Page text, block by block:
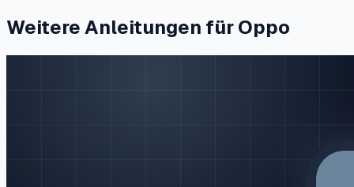
Weitere Anleitungen für Oppo